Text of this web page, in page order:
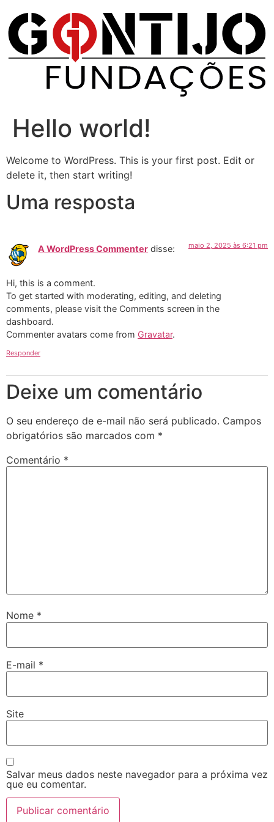
Hello world!
Welcome to WordPress. This is your first post. Edit or
delete it, then start writing!
Uma resposta
A WordPress Commenter disse: maio 2, 2025 às 6:21 pm
Hi, this is a comment.
To get started with moderating, editing, and deleting
comments, please visit the Comments screen in the
dashboard.
Commenter avatars come from Gravatar.
Responder
Deixe um comentário
O seu endereço de e-mail não será publicado. Campos
obrigatórios são marcados com *
Comentário *
Nome *
E-mail *
Site
Salvar meus dados neste navegador para a próxima vez
que eu comentar.